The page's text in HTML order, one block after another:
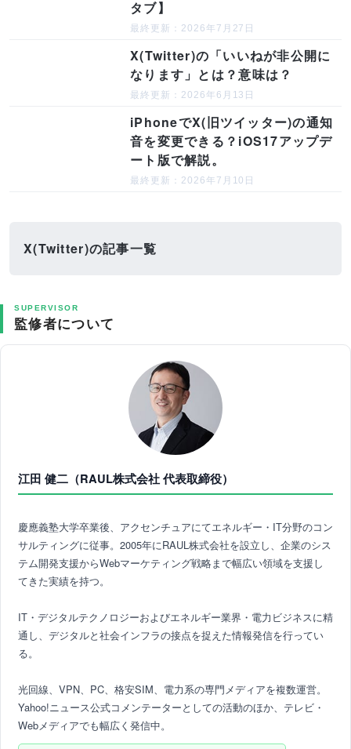
タブ】
最終更新：2026年7月27日
X(Twitter)の「いいねが非公開に
なります」とは？意味は？
最終更新：2026年6月13日
iPhoneでX(旧ツイッター)の通知
音を変更できる？iOS17アップデ
ート版で解説。
最終更新：2026年7月10日
X(Twitter)の記事一覧
SUPERVISOR
監修者について
江田 健二（RAUL株式会社 代表取締役）
慶應義塾大学卒業後、アクセンチュアにてエネルギー・IT分野のコン
サルティングに従事。2005年にRAUL株式会社を設立し、企業のシス
テム開発支援からWebマーケティング戦略まで幅広い領域を支援し
てきた実績を持つ。
IT・デジタルテクノロジーおよびエネルギー業界・電力ビジネスに精
通し、デジタルと社会インフラの接点を捉えた情報発信を行ってい
る。
光回線、VPN、PC、格安SIM、電力系の専門メディアを複数運営。
Yahoo!ニュース公式コメンテーターとしての活動のほか、テレビ・
Webメディアでも幅広く発信中。